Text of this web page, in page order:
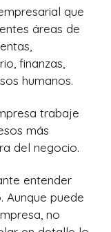
que
áreas de
finanzas,
humanos.
trabaje
más
del negocio.
entender
Aunque puede
no